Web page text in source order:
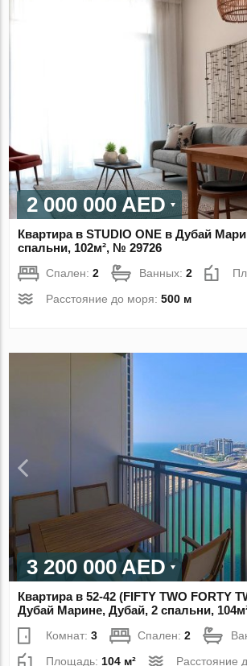
2 000 000 AED
Квартира в STUDIO ONE в Дубай
спальни, 102м², № 29726
Спален:2 Ванных:2
Расстояние до моря:500 м
3 200 000 AED
Квартира в 52-42 (FIFTY TWO FORTY
Дубай Марине, Дубай, 2 спальни,
Комнат:3 Спален:2
Площадь: 104 м² Расстояние